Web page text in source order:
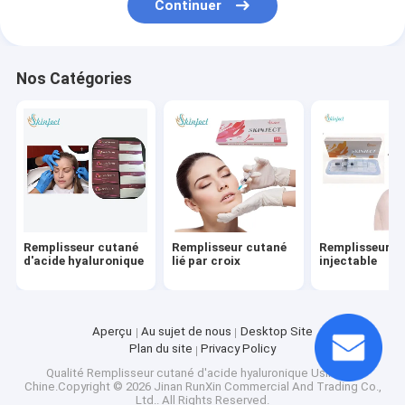
Sérum de PDRN
La machine de beauté du visage
Continuer
Nos Catégories
Remplisseur cutané
d'acide hyaluronique
Remplisseur cutané
lié par croix
Remplisseur
injectable
Aperçu Au sujet de nous
Desktop Site
Plan du site
Privacy Policy
Qualité Remplisseur cutané d'acide hyaluronique Usine De
Chine.Copyright © 2026 Jinan RunXin Commercial And Trading Co.,
Ltd.. All Rights Reserved.